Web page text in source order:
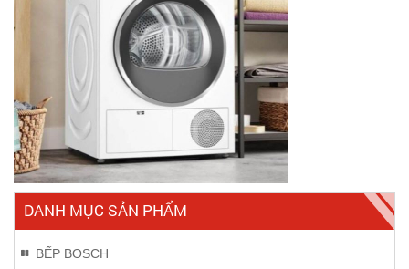
DANH MỤC SẢN PHẨM
BẾP BOSCH